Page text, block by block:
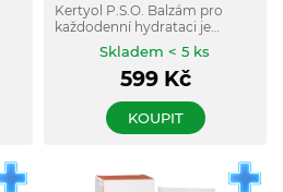
Kertyol P.S.O. Balzám pro
každodenní hydrataci je
doplňkovou péčí při psoriáze.
Zlepšuje vzhled pokožky a
rovněž zklidňuje pocity
kombinovat s
medikamentózní léčbou při
Skladem < 5 ks
599Kč
KOUPIT